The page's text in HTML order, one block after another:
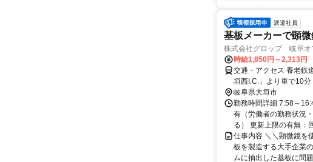
派遣社員
基板メーカーで顕
株式会社グロップ 岐阜オ
時給1,850円～2,313円
交通・アクセス 養老鉄
垣西I.C.」より車で10分
岐阜県大垣市
勤務時間詳細 7:58～
有（労働者の勤務状況
る） 更新上限の有無：
仕事内容 ＼＼顕微鏡を
板を製造する大手企業
ムに抽出した基板に問